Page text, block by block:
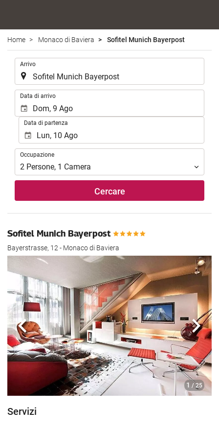
Home Monaco di Baviera Sofitel Munich Bayerpost
Arrivo
Data di arrivo
Data di partenza
Occupazione
Occupazione
2 Persone, 1 Camera
Cercare
Sofitel Munich Bayerpost
Bayerstrasse, 12 - Monaco di Baviera
1 / 25
Anteriore
Servizi